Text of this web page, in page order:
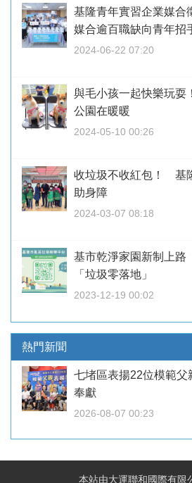
基隆青年實習企業媒
媒合逾百職缺向青年招
2024-06-22 07:20
與毛小孩一起快樂玩
公園在暖暖
2024-05-10 00:26
收垃圾不收紅包！ 基
助身障
2024-03-07 08:18
基市乾淨家園新制上
「垃圾零落地」
2023-12-19 00:02
熱門新聞
七堵區表揚22位模範
奉獻
2026-08-07 00:23
本站由大運聯和國際有限